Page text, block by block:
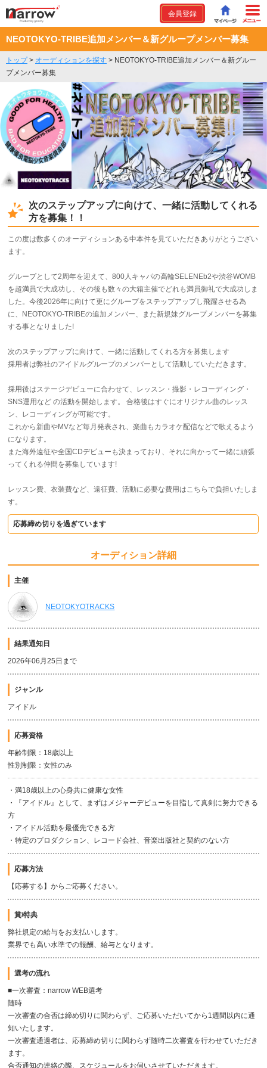
会員登録
NEOTOKYO-TRIBE追加メンバー＆新グループメンバー募集
トップ> オーディションを探す > NEOTOKYO-TRIBE追加メンバー＆新グルー
プメンバー募集
次のステップアップに向けて、一緒に活動してくれる
方を募集！！
この度は数多くのオーディションある中本件を見ていただきありがとうござい
ます。
グループとして2周年を迎えて、800人キャパの高輪SELENEb2や渋谷WOMB
を超満員で大成功し、その後も数々の大箱主催でどれも満員御礼で大成功しま
した。今後2026年に向けて更にグループをステップアップし飛躍させる為
に、NEOTOKYO-TRIBEの追加メンバー、また新規妹グループメンバーを募集
する事となりました!
次のステップアップに向けて、一緒に活動してくれる方を募集します
採用者は弊社のアイドルグループのメンバーとして活動していただきます。
採用後はステージデビューに合わせて、レッスン・撮影・レコーディング・
SNS運用など の活動を開始します。 合格後はすぐにオリジナル曲のレッス
ン、レコーディングが可能です。
これから新曲やMVなど毎月発表され、楽曲もカラオケ配信などで歌えるよう
になります。
また海外遠征や全国CDデビューも決まっており、それに向かって一緒に頑張
ってくれる仲間を募集しています!
レッスン費、衣装費など、遠征費、活動に必要な費用はこちらで負担いたしま
す。
応募締め切りを過ぎています
オーディション詳細
主催
NEOTOKYOTRACKS
結果通知日
2026年06月25日まで
ジャンル
アイドル
応募資格
年齢制限：18歳以上
性別制限：女性のみ
・満18歳以上の心身共に健康な女性
・『アイドル』として、まずはメジャーデビューを目指して真剣に努力できる
方
・アイドル活動を最優先できる方
・特定のプロダクション、レコード会社、音楽出版社と契約のない方
応募方法
【応募する】からご応募ください。
賞/特典
弊社規定の給与をお支払いします。
業界でも高い水準での報酬、給与となります。
選考の流れ
■一次審査：narrow WEB選考
随時
一次審査の合否は締め切りに関わらず、ご応募いただいてから1週間以内に通
知いたします。
一次審査通過者は、応募締め切りに関わらず随時二次審査を行わせていただき
ます。
合否通知の連絡の際、スケジュールをお伺いさせていただきます。